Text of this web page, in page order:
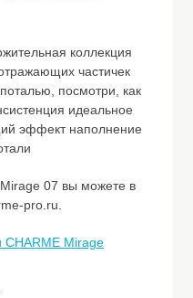
коллекция
частичек
посмотри, как
идеальное
эффект наполнение
07 вы можете в
pro.ru.
CHARME Mirage